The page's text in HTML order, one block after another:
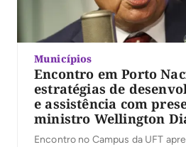
Municípios
Encontro em Porto
estratégias de
e assistência com
ministro Wellington
Encontro no Campus da UFT